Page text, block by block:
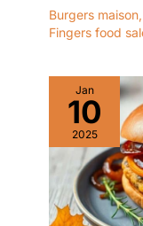
Burgers maison,
Fingers food
Jan
10
2025